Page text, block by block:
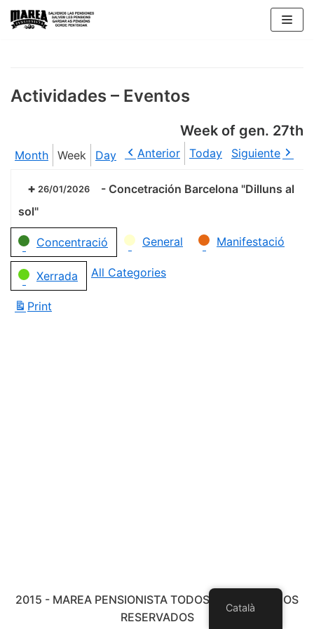
Skip
Actividades – Eventos
Week of gen. 27th
Month Week Day Anterior Today Siguiente
26/01/2026 - Concetración Barcelona "Dilluns al
sol"
Categories
Concentració General Manifestació
Xerrada All Categories
Print
2015 - MAREA PENSIONISTA TODOS LOS DERECHOS
RESERVADOS
Català